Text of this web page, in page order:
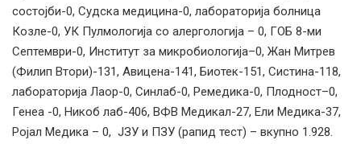
состојби-0, Судска медицина-0, лабораторија болница
Козле-0, УК Пулмологија со алергологија – 0, ГОБ 8-ми
Септември-0, Институт за микробиологија–0, Жан Митрев
(Филип Втори)-131, Авицена-141, Биотек-151, Систина-118,
лабораторија Лаор-0, Синлаб-0, Ремедика-0, Плодност–0,
Генеа -0, Никоб лаб-406, ВФВ Медикал-27, Ели Медика-37,
Ројал Медика – 0, ЈЗУ и ПЗУ (рапид тест) – вкупно 1.928.